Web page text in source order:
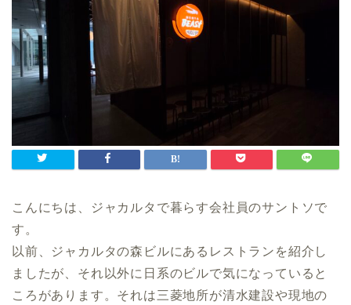
こんにちは、ジャカルタで暮らす会社員のサントソで
す。
以前、ジャカルタの森ビルにあるレストランを紹介し
ましたが、それ以外に日系のビルで気になっていると
ころがあります。それは三菱地所が清水建設や現地の